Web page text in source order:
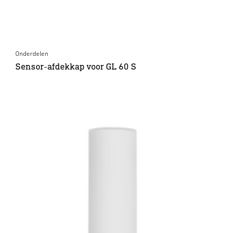
Onderdelen
Sensor-afdekkap voor GL 60 S